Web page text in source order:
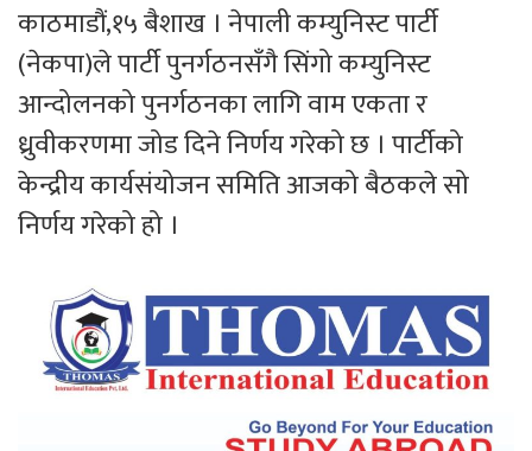
काठमाडौं,१५ बैशाख । नेपाली कम्युनिस्ट पार्टी
(नेकपा)ले पार्टी पुनर्गठनसँगै सिंगो कम्युनिस्ट
आन्दोलनको पुनर्गठनका लागि वाम एकता र
ध्रुवीकरणमा जोड दिने निर्णय गरेको छ । पार्टीको
केन्द्रीय कार्यसंयोजन समिति आजको बैठकले सो
निर्णय गरेको हो ।